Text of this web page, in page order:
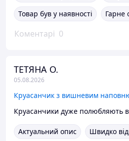
Товар був у наявності
Гарне
Коментарі 0
ТЕТЯНА О.
05.08.2026
Круасанчики дуже полюбляють
Актуальний опис
Швидко